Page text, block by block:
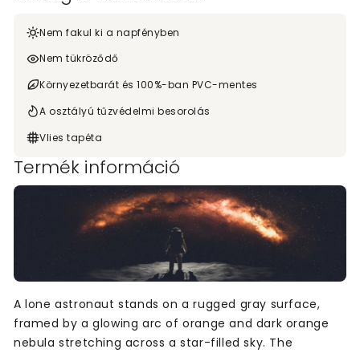
Nem fakul ki a napfényben
Nem tükröződő
Környezetbarát és 100%-ban PVC-mentes
A osztályú tűzvédelmi besorolás
Vlies tapéta
Termék információ
A lone astronaut stands on a rugged gray surface,
framed by a glowing arc of orange and dark orange
nebula stretching across a star-filled sky. The